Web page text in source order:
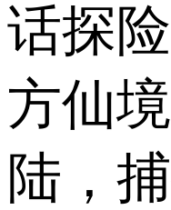
话探
方仙
陆，